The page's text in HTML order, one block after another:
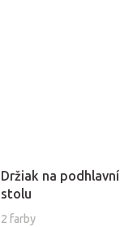
Držiak na
stolu
2 farby